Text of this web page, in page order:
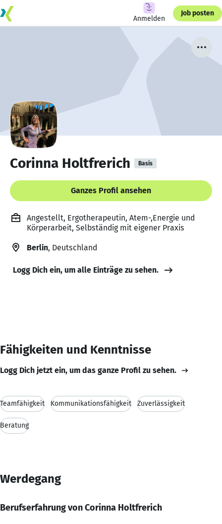
Anmelden
Job posten
Corinna Holtfrerich Basis
Ganzes Profil ansehen
Angestellt, Ergotherapeutin, Atem-,Energie und
Körperarbeit, Selbständig mit eigener Praxis
Berlin, Deutschland
Logg Dich ein, um alle Einträge zu sehen.
Fähigkeiten und Kenntnisse
Logg Dich jetzt ein, um das ganze Profil zu sehen.
Teamfähigkeit Kommunikationsfähigkeit Zuverlässigkeit
Beratung
Werdegang
Berufserfahrung von Corinna Holtfrerich